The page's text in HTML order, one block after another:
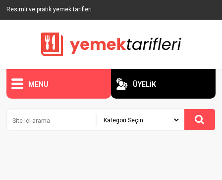
Resimli ve pratik yemek tarifleri
MENU ÜYELİK